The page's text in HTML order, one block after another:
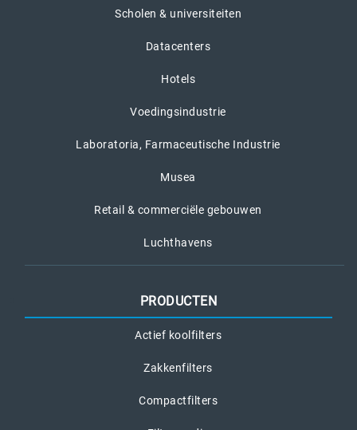
Scholen & universiteiten
Datacenters
Hotels
Voedingsindustrie
Laboratoria, Farmaceutische Industrie
Musea
Retail & commerciële gebouwen
Luchthavens
PRODUCTEN
Actief koolfilters
Zakkenfilters
Compactfilters